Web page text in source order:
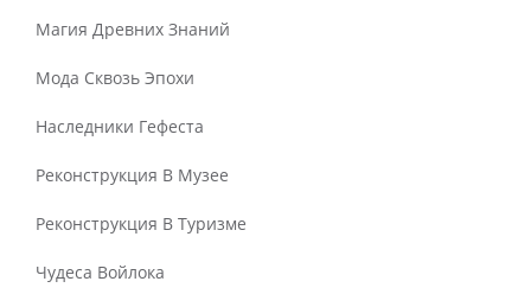
Магия Древних Знаний
Мода Сквозь Эпохи
Наследники Гефеста
Реконструкция В Музее
Реконструкция В Туризме
Чудеса Войлока